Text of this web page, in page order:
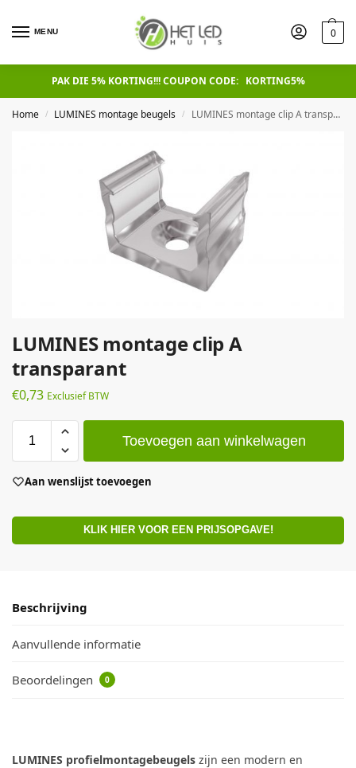
MENU 0
PAK DIE 5% KORTING!!! COUPON CODE: KORTING5%
Home / LUMINES montage beugels / LUMINES montage clip A transparant
LUMINES montage clip A
transparant
€0,73 Exclusief BTW
Toevoegen aan winkelwagen
Aan wenslijst toevoegen
KLIK HIER VOOR EEN PRIJSOPGAVE!
Beschrijving
Aanvullende informatie
Beoordelingen 0
LUMINES profielmontagebeugels zijn een modern en